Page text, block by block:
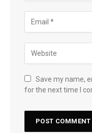
Save my name,
for the next time I